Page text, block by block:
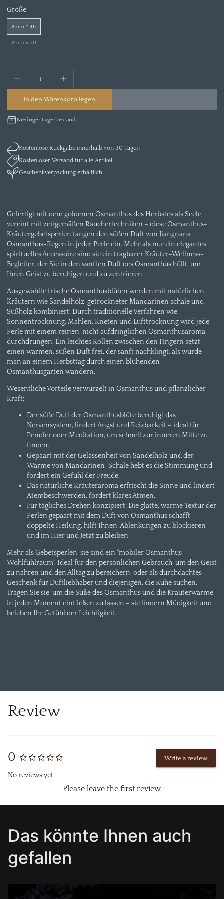
Größe
8mm * 46
8mm × 70
In den Warenkorb legen
Niedriger Lagerbestand
Kostenlose Rückgabe innerhalb von 30 Tagen
Kostenloser Versand für alle Artikel
Geschenkverpackung erhältlich
Gefertigt mit dem goldenen Osmanthus des Herbstes als Seele,
vereint mit zeitgemäßen Räuchertechniken – diese Osmanthus-
Kräutergebetsperlen fangen den süßen Duft von Jiangnans
Osmanthus-Regen in jeder Perle ein. Mehr als nur ein elegantes
spirituelles Accessoire sind sie ein tragbarer Kräuter-Wellness-
Begleiter, der Sie in den sanften Duft des Osmanthus hüllt, um
Ihren Geist zu beruhigen und zu zentrieren.
Ausgewählte frische Osmanthusblüten werden mit natürlichen
Kräutern wie Sandelholz, getrockneter Mandarinen schale und
Süßholz kombiniert. Durch traditionelle Verfahren wie
Sonnentrocknung, Mahlen, Kneten und Lufttrocknung wird jede
Perle mit einem reinen, nicht aufdringlichen Osmanthusaroma
durchdrungen. Ein leichtes Rollen zwischen den Fingern setzt
einen warmen, süßen Duft frei, der sanft nachklingt, als würde
man an einem Herbsttag durch einen blühenden
Osmanthusgarten wandern.
Wesentliche Vorteile verwurzelt in Osmanthus und pflanzlicher
Kraft:
Der süße Duft der Osmanthusblüte beruhigt das
Nervensystem, lindert Angst und Reizbarkeit – ideal für
Pendler oder Meditation, um schnell zur inneren Mitte zu
finden.
Gepaart mit der Gelassenheit von Sandelholz und der
Wärme von Mandarinen-Schale hebt es die Stimmung und
fördert ein Gefühl der Freude.
Das natürliche Kräuteraroma erfrischt die Sinne und lindert
Atembeschwerden, fördert klares Atmen.
Für tägliches Drehen konzipiert: Die glatte, warme Textur der
Perlen gepaart mit dem Duft von Osmanthus schafft
doppelte Heilung, hilft Ihnen, Ablenkungen zu blockieren
und im Hier und Jetzt zu bleiben.
Mehr als Gebetsperlen, sie sind ein "mobiler Osmanthus-
Wohlfühlraum". Ideal für den persönlichen Gebrauch, um den Geist
zu nähren und den Alltag zu bereichern, oder als durchdachtes
Geschenk für Duftliebhaber und diejenigen, die Ruhe suchen.
Tragen Sie sie, um die Süße des Osmanthus und die Kräuterwärme
in jeden Moment einfließen zu lassen – sie lindern Müdigkeit und
beleben Ihr Gefühl der Leichtigkeit.
Review
0
No reviews yet
Write a review
Please leave the first review
Das könnte Ihnen auch
gefallen